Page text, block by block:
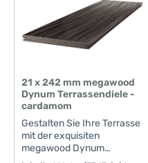
21 x 242 mm megawood
Dynum Terrassendiele -
cardamom
Gestalten Sie Ihre Terrasse
mit der exquisiten
megawood Dynum
Terrassendiele in der